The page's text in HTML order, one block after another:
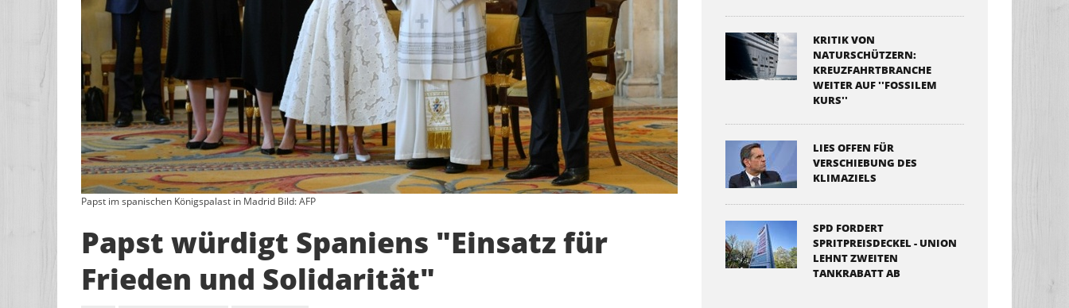
Papst im spanischen Königspalast in Madrid Bild: AFP
Papst würdigt Spaniens "Einsatz für
Frieden und Solidarität"
KRITIK VON
NATURSCHÜTZERN:
KREUZFAHRTBRANCHE
WEITER AUF ''FOSSILEM
KURS''
LIES OFFEN FÜR
VERSCHIEBUNG DES
KLIMAZIELS
SPD FORDERT
SPRITPREISDECKEL - UNION
LEHNT ZWEITEN
TANKRABATT AB